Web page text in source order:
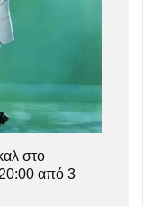
στο
από 3